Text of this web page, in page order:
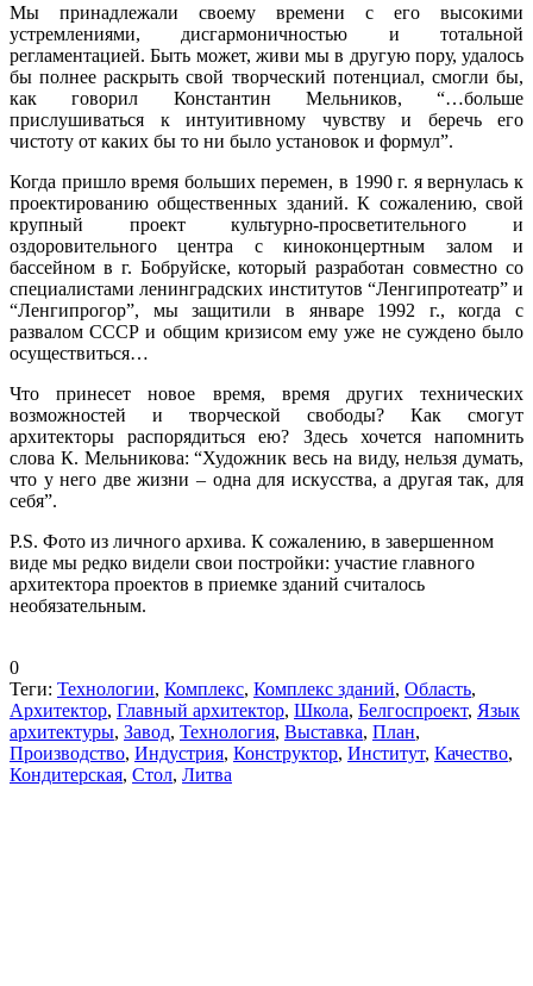
Мы принадлежали своему времени с его высокими
устремлениями, дисгармоничностью и тотальной
регламентацией. Быть может, живи мы в другую пору, удалось
бы полнее раскрыть свой творческий потенциал, смогли бы,
как говорил Константин Мельников, “…больше
прислушиваться к интуитивному чувству и беречь его
чистоту от каких бы то ни было установок и формул”.
Когда пришло время больших перемен, в 1990 г. я вернулась к
проектированию общественных зданий. К сожалению, свой
крупный проект культурно-просветительного и
оздоровительного центра с киноконцертным залом и
бассейном в г. Бобруйске, который разработан совместно со
специалистами ленинградских институтов “Ленгипротеатр” и
“Ленгипрогор”, мы защитили в январе 1992 г., когда с
развалом СССР и общим кризисом ему уже не суждено было
осуществиться…
Что принесет новое время, время других технических
возможностей и творческой свободы? Как смогут
архитекторы распорядиться ею? Здесь хочется напомнить
слова К. Мельникова: “Художник весь на виду, нельзя думать,
что у него две жизни – одна для искусства, а другая так, для
себя”.
P.S. Фото из личного архива. К сожалению, в завершенном
виде мы редко видели свои постройки: участие главного
архитектора проектов в приемке зданий считалось
необязательным.
0
Теги: Технологии, Комплекс, Комплекс зданий, Область,
Архитектор, Главный архитектор, Школа, Белгоспроект, Язык
архитектуры, Завод, Технология, Выставка, План,
Производство, Индустрия, Конструктор, Институт, Качество,
Кондитерская, Стол, Литва